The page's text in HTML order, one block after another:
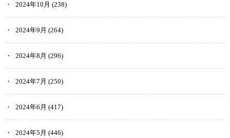
2024年10月 (238)
2024年9月 (264)
2024年8月 (296)
2024年7月 (250)
2024年6月 (417)
2024年5月 (446)